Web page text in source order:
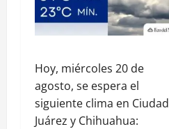
Hoy, miércoles 20 de
agosto, se espera el
siguiente clima en Ciudad
Juárez y Chihuahua: